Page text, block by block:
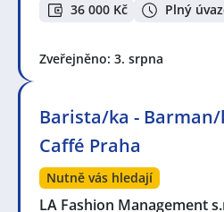
36 000 Kč Plný
Zveřejněno: 3. srpna
Barista/ka - Barman/
Caffé Praha
Nutně vás hledají
LA Fashion Management